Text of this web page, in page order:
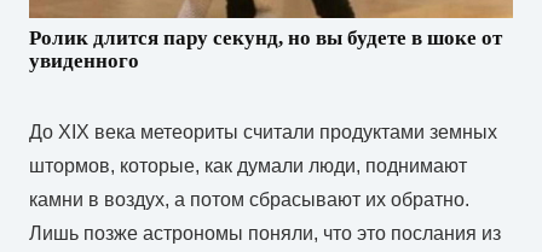
Ролик длится пару секунд, но вы будете в шоке от
увиденного
До XIX века метеориты считали продуктами земных
штормов, которые, как думали люди, поднимают
камни в воздух, а потом сбрасывают их обратно.
Лишь позже астрономы поняли, что это послания из